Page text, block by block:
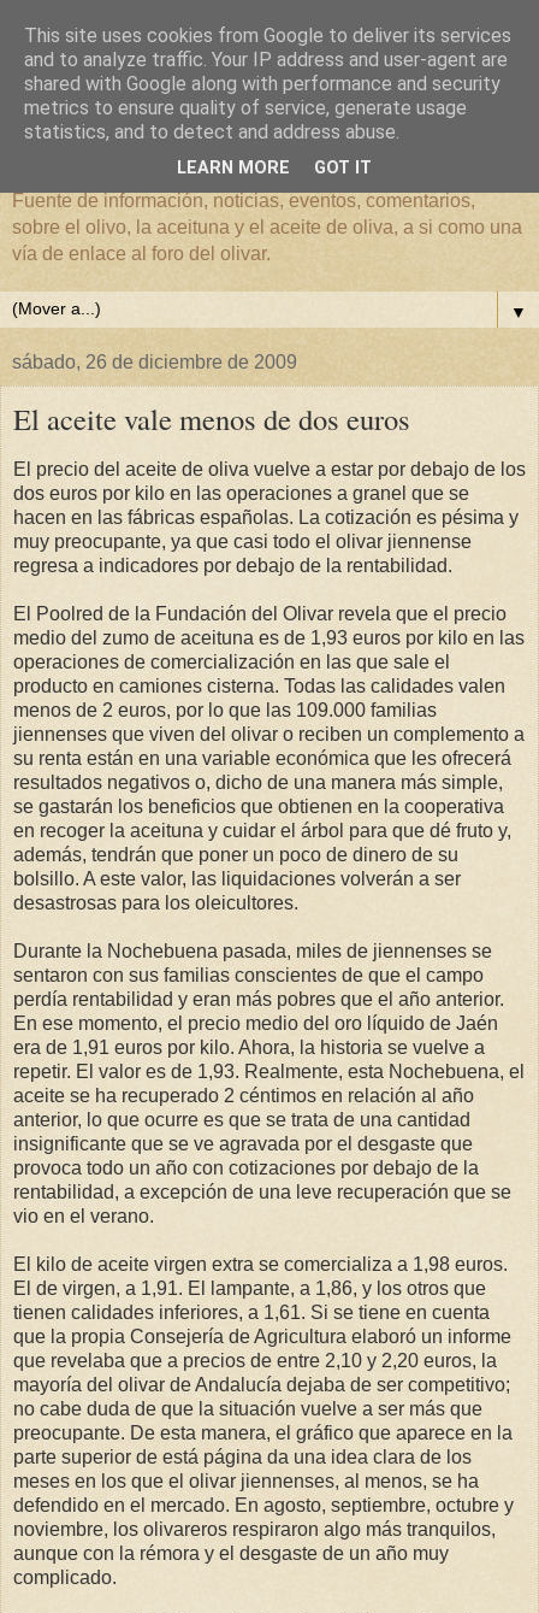
El mundo del Olivar
Fuente de información, noticias, eventos, comentarios,
sobre el olivo, la aceituna y el aceite de oliva, a si como una
vía de enlace al foro del olivar.
▼
sábado, 26 de diciembre de 2009
El aceite vale menos de dos euros
El precio del aceite de oliva vuelve a estar por debajo de los
dos euros por kilo en las operaciones a granel que se
hacen en las fábricas españolas. La cotización es pésima y
muy preocupante, ya que casi todo el olivar jiennense
regresa a indicadores por debajo de la rentabilidad.
El Poolred de la Fundación del Olivar revela que el precio
medio del zumo de aceituna es de 1,93 euros por kilo en las
operaciones de comercialización en las que sale el
producto en camiones cisterna. Todas las calidades valen
menos de 2 euros, por lo que las 109.000 familias
jiennenses que viven del olivar o reciben un complemento a
su renta están en una variable económica que les ofrecerá
resultados negativos o, dicho de una manera más simple,
se gastarán los beneficios que obtienen en la cooperativa
en recoger la aceituna y cuidar el árbol para que dé fruto y,
además, tendrán que poner un poco de dinero de su
bolsillo. A este valor, las liquidaciones volverán a ser
desastrosas para los oleicultores.
Durante la Nochebuena pasada, miles de jiennenses se
sentaron con sus familias conscientes de que el campo
perdía rentabilidad y eran más pobres que el año anterior.
En ese momento, el precio medio del oro líquido de Jaén
era de 1,91 euros por kilo. Ahora, la historia se vuelve a
repetir. El valor es de 1,93. Realmente, esta Nochebuena, el
aceite se ha recuperado 2 céntimos en relación al año
anterior, lo que ocurre es que se trata de una cantidad
insignificante que se ve agravada por el desgaste que
provoca todo un año con cotizaciones por debajo de la
rentabilidad, a excepción de una leve recuperación que se
vio en el verano.
El kilo de aceite virgen extra se comercializa a 1,98 euros.
El de virgen, a 1,91. El lampante, a 1,86, y los otros que
tienen calidades inferiores, a 1,61. Si se tiene en cuenta
que la propia Consejería de Agricultura elaboró un informe
que revelaba que a precios de entre 2,10 y 2,20 euros, la
mayoría del olivar de Andalucía dejaba de ser competitivo;
no cabe duda de que la situación vuelve a ser más que
preocupante. De esta manera, el gráfico que aparece en la
parte superior de está página da una idea clara de los
meses en los que el olivar jiennenses, al menos, se ha
defendido en el mercado. En agosto, septiembre, octubre y
noviembre, los olivareros respiraron algo más tranquilos,
aunque con la rémora y el desgaste de un año muy
complicado.
This site uses cookies from Google to deliver its services
and to analyze traffic. Your IP address and user-agent are
shared with Google along with performance and security
metrics to ensure quality of service, generate usage
statistics, and to detect and address abuse.
LEARN MORE GOT IT